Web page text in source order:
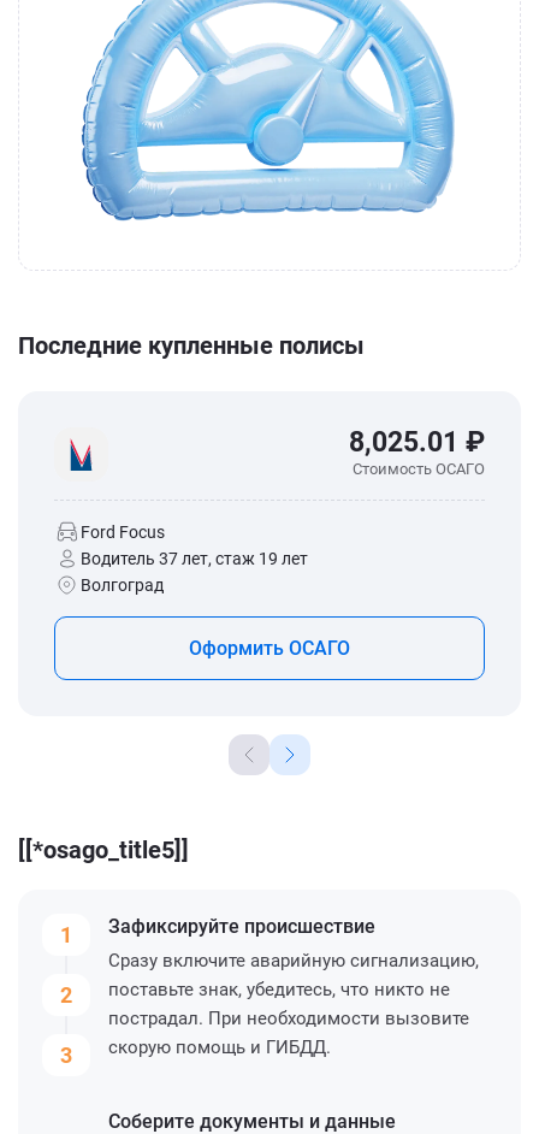
Последние купленные полисы
8,025.01 ₽
Стоимость ОСАГО
Ford Focus
Водитель 37 лет, стаж 19 лет
Волгоград
Оформить ОСАГО
[[*osago_title5]]
1
2
3
Зафиксируйте происшествие
Сразу включите аварийную сигнализацию,
поставьте знак, убедитесь, что никто не
пострадал. При необходимости вызовите
скорую помощь и ГИБДД.
Соберите документы и данные